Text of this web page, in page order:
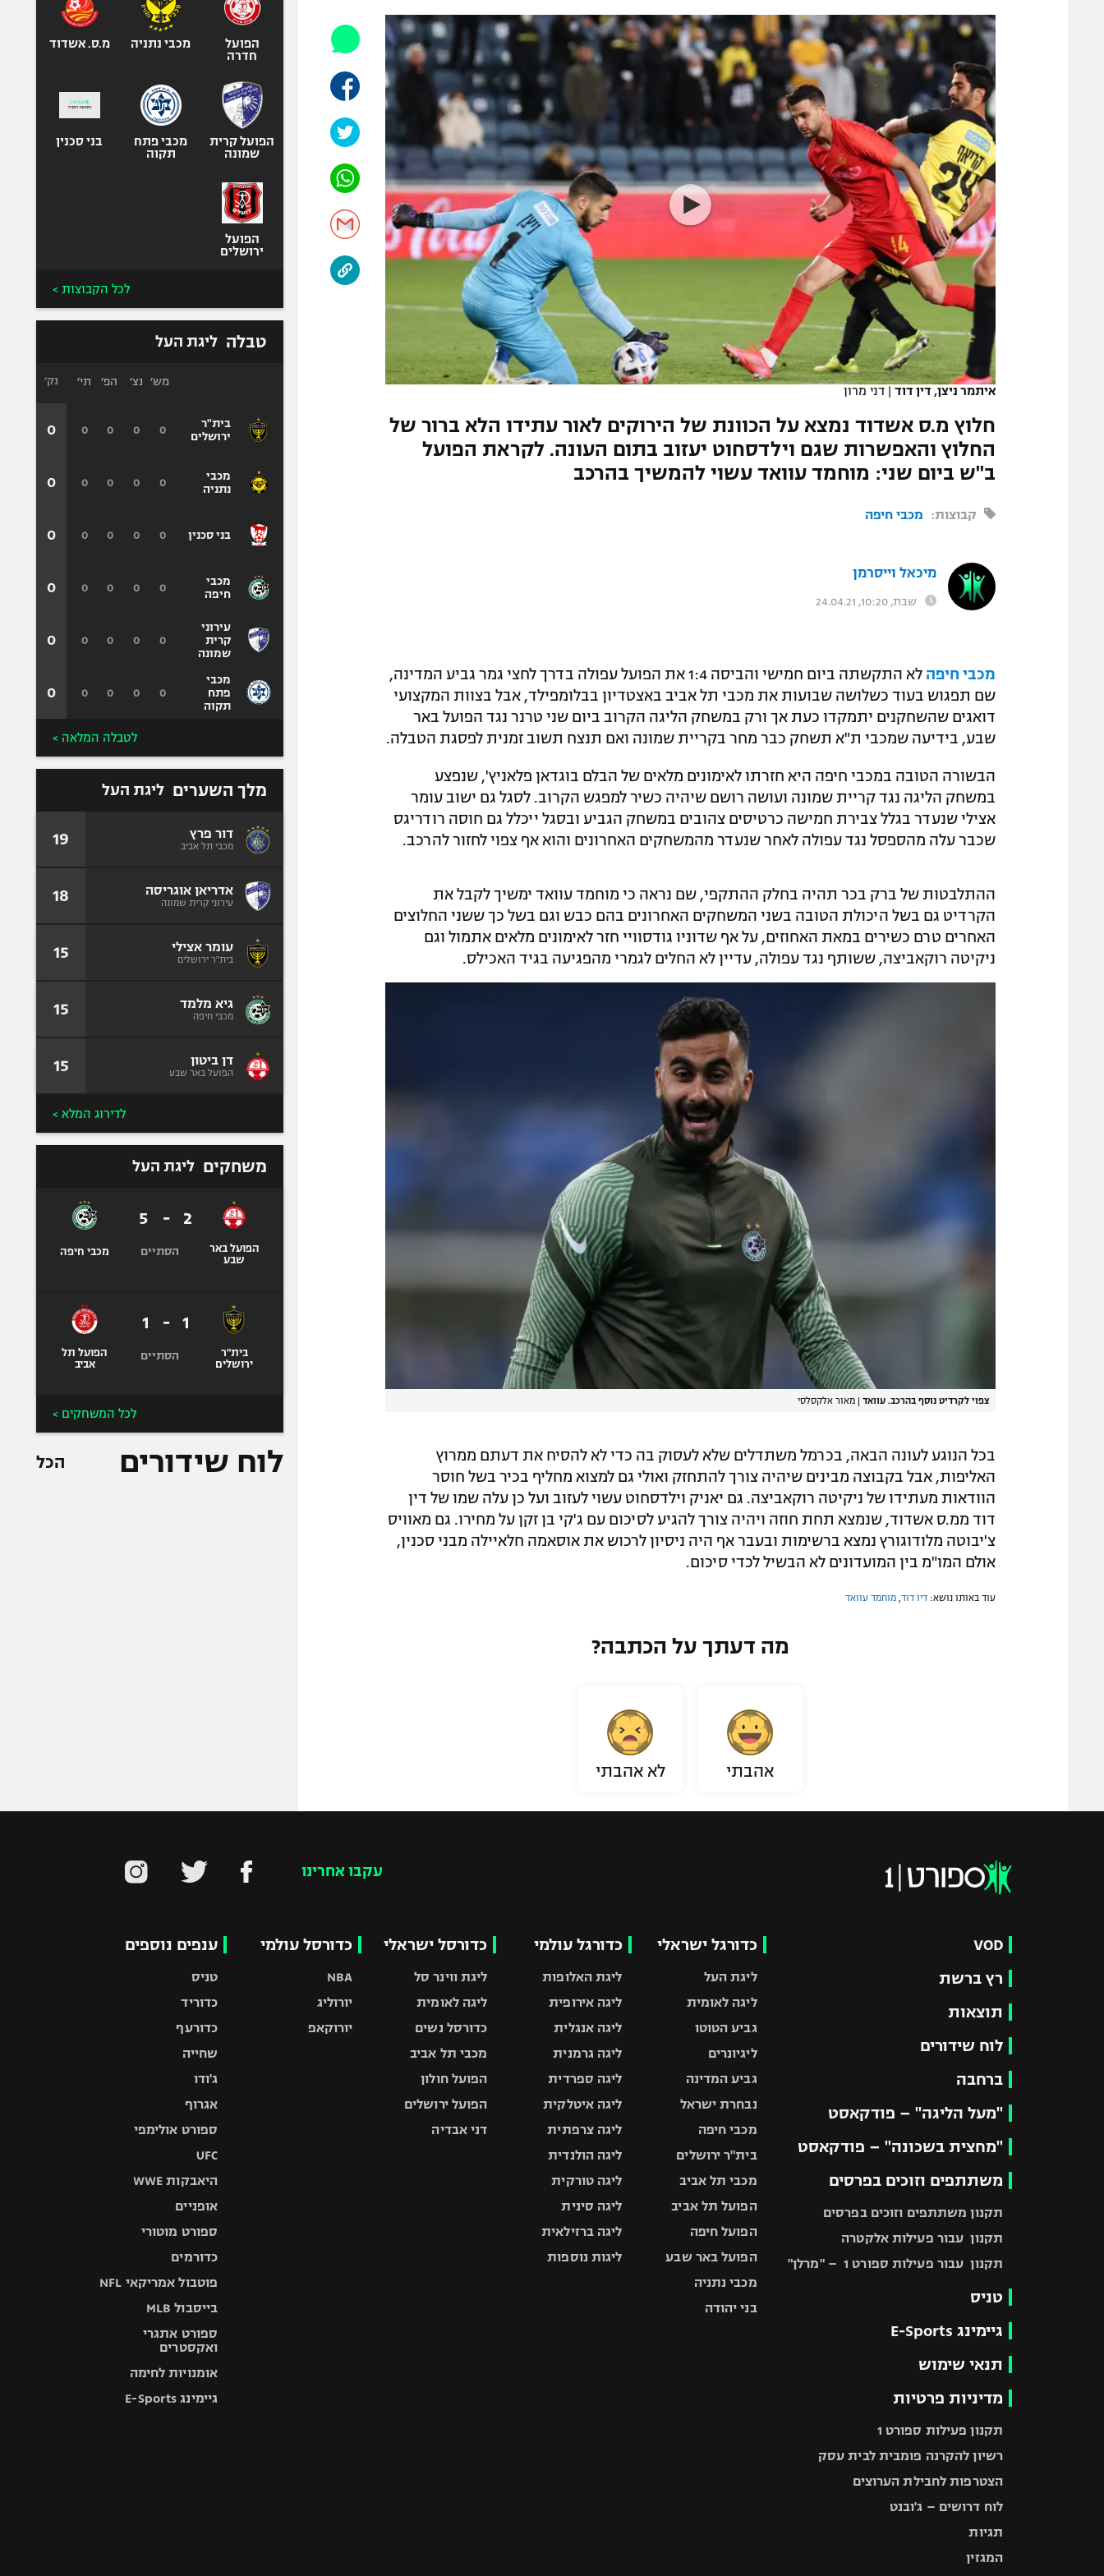
תקנון משתתפים וזוכים בפרסים
תקנון עבור פעילות אלקטרה
תקנון עבור פעילות ספורט 1 – "מרלן"
גיימינג E-Sports
תנאי שימוש
מדיניות פרטיות
תקנון פעילות ספורט 1
רשיון להקרנה פומבית לבית עסק
הצטרפות לחבילת הערוצים
לוח דרושים – ג'ובנט
תגיות
המגזין
הפועל תל אביב
הפועל חיפה
הפועל באר שבע
מכבי נתניה
בני יהודה
ליגה סינית
ליגה ברזילאית
ליגות נוספות
אופניים
ספורט מוטורי
פוטבול אמריקאי NFL
בייסבול MLB
ספורט אתגרי
ואקסטרים
איתמר ניצן, דין דוד | דני מרון
חלוץ מ.ס אשדוד נמצא על הכוונת של הירוקים לאור עתידו הלא ברור של
החלוץ והאפשרות שגם וילדסחוט יעזוב בתום העונה. לקראת הפועל
ב"ש ביום שני: מוחמד עוואד עשוי להמשיך בהרכב
קבוצות: מכבי חיפה
מיכאל וייסרמן
שבת, 10:20, 24.04.21
מכבי חיפה
לא התקשתה ביום חמישי והביסה 1:4 את הפועל עפולה בדרך לחצי גמר גביע המדינה,
שם תפגוש בעוד כשלושה שבועות את מכבי תל אביב באצטדיון בבלומפילד, אבל בצוות המקצועי
דואגים שהשחקנים יתמקדו כעת אך ורק במשחק הליגה הקרוב ביום שני טרנר נגד הפועל באר
שבע, בידיעה שמכבי ת"א תשחק כבר מחר בקריית שמונה ואם תנצח תשוב זמנית לפסגת הטבלה.
הבשורה הטובה במכבי חיפה היא חזרתו לאימונים מלאים של הבלם בוגדאן פלאניץ', שנפצע
במשחק הליגה נגד קריית שמונה ועושה רושם שיהיה כשיר למפגש הקרוב. לסגל גם ישוב עומר
אצילי שנעדר בגלל צבירת חמישה כרטיסים צהובים במשחק הגביע ובסגל ייכלל גם חוסה רודריגס
שכבר עלה מהספסל נגד עפולה לאחר שנעדר מהמשחקים האחרונים והוא אף צפוי לחזור להרכב.
ההתלבטות של ברק בכר תהיה בחלק ההתקפי, שם נראה כי מוחמד עוואד ימשיך לקבל את
הקרדיט גם בשל היכולת הטובה בשני המשחקים האחרונים בהם כבש וגם בשל כך ששני החלוצים
האחרים טרם כשירים במאת האחוזים, על אף שדוניו גודסוויי חזר לאימונים מלאים אתמול וגם
ניקיטה רוקאביצה, ששותף נגד עפולה, עדיין לא החלים לגמרי מהפגיעה בגיד האכילס.
צפוי לקרדיט נוסף בהרכב. עוואד מאור אלקסלסי
בכל הנוגע לעונה הבאה, בכרמל משתדלים שלא לעסוק בה כדי לא להסיח את דעתם ממרוץ
האליפות, אבל בקבוצה מבינים שיהיה צורך להתחזק ואולי גם למצוא מחליף בכיר בשל חוסר
הוודאות מעתידו של ניקיטה רוקאביצה. גם יאניק וילדסחוט עשוי לעזוב ועל כן עלה שמו של דין
דוד ממ.ס אשדוד, שנמצא תחת חוזה ויהיה צורך להגיע לסיכום עם ג'קי בן זקן על מחירו. גם מאוויס
צ'יבוטה מלודוגורץ נמצא ברשימות ובעבר אף היה ניסיון לרכוש את אוסאמה חלאיילה מבני סכנין,
אולם המו"מ בין המועדונים לא הבשיל לכדי סיכום.
עוד באותו נושא: דיו דוד מוחמד עוואד
מה דעתך על הכתבה?
אהבתי לא אהבתי
הפועל
חדרה
מכבי נתניה מ.ס. אשדוד
הפועל קרית
שמונה
מכבי פתח
תקוה
בני סכנין
הפועל
ירושלים
לכל הקבוצות >
טבלה ליגת העל
בית"ר
ירושלים
מכבי
נתניה
בני סכנין
מכבי
חיפה
עירוני
קרית
שמונה
מכבי
פתח
תקוה
מש׳ נצ׳ הפ׳ תי׳
0
0
0
0
0
0
0
0
0
0
0
0
0
0
0
0
0
0
0
0
0
0
0
0
נק׳
0
0
0
0
0
0
לטבלה המלאה >
מלך השערים ליגת העל
דור פרץ
מכבי תל אביב 19
אדריאן אוגריסה
עירוני קרית שמונה 18
עומר אצילי
בית"ר ירושלים 15
גיא מלמד
מכבי חיפה 15
דן ביטון
הפועל באר שבע 15
לדירוג המלא >
משחקים ליגת העל
הפועל באר
שבע
2
-
5
הסתיים מכבי חיפה
בית"ר
ירושלים
1
-
1
הסתיים
הפועל תל
אביב
לכל המשחקים >
לוח שידורים הכל
עקבו אחרינו
VOD
רץ ברשת
תוצאות
לוח שידורים
ברחבה
"מעל הליגה" – פודקאסט
"מחצית בשכונה" – פודקאסט
משתתפים וזוכים בפרסים
תקנון משתתפים וזוכים בפרסים
תקנון עבור פעילות אלקטרה
תקנון עבור פעילות ספורט 1 – "מרלן"
טניס
גיימינג E-Sports
תנאי שימוש
מדיניות פרטיות
תקנון פעילות ספורט 1
רשיון להקרנה פומבית לבית עסק
הצטרפות לחבילת הערוצים
לוח דרושים – ג'ובנט
תגיות
המגזין
כדורגל ישראלי
ליגת העל
ליגה לאומית
גביע הטוטו
ליגיונרים
גביע המדינה
נבחרת ישראל
מכבי חיפה
בית"ר ירושלים
מכבי תל אביב
הפועל תל אביב
הפועל חיפה
הפועל באר שבע
מכבי נתניה
בני יהודה
כדורגל עולמי
ליגת האלופות
ליגה אירופית
ליגה אנגלית
ליגה גרמנית
ליגה ספרדית
ליגה איטלקית
ליגה צרפתית
ליגה הולנדית
ליגה טורקית
ליגה סינית
ליגה ברזילאית
ליגות נוספות
כדורסל ישראלי
ליגת ווינר סל
ליגה לאומית
כדורסל נשים
מכבי תל אביב
הפועל חולון
הפועל ירושלים
דני אבדיה
כדורסל עולמי
NBA
יורוליג
יורוקאפ
ענפים נוספים
טניס
כדוריד
כדורעף
שחייה
ג'ודו
אגרוף
ספורט אולימפי
UFC
היאבקות WWE
אופניים
ספורט מוטורי
כדורמים
פוטבול אמריקאי NFL
בייסבול MLB
ספורט אתגרי
ואקסטרים
אומנויות לחימה
גיימינג E-Sports